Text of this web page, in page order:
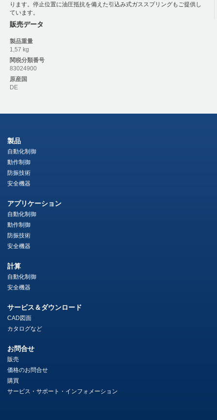
ります。停止位置に油圧抵抗を備えた引込み式ガススプリングもご提供し
ています。
販売データ
製品重量
1,57 kg
関税分類番号
83024900
原産国
DE
製品
自動化制御
動作制御
防振技術
安全機器
アプリケーション
自動化制御
動作制御
防振技術
安全機器
計算
自動化制御
安全機器
サービス＆ダウンロード
CAD図面
カタログなど
お問合せ
販売
価格のお問合せ
購買
サービス・サポート・インフォメーション